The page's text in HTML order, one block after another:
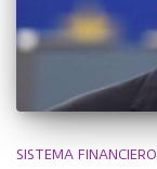
SISTEMA FINANCIERO